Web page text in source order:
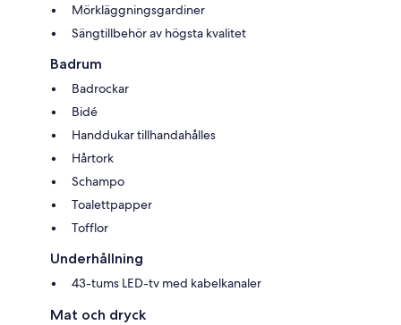
Mörkläggningsgardiner
Sängtillbehör av högsta kvalitet
Badrum
Badrockar
Bidé
Handdukar tillhandahålles
Hårtork
Schampo
Toalettpapper
Tofflor
Underhållning
43-tums LED-tv med kabelkanaler
Mat och dryck